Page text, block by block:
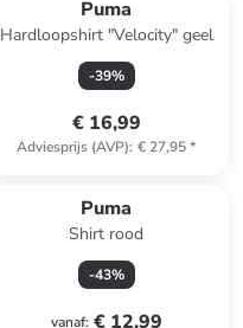
Puma
Hardloopshirt "Velocity" geel
-39%
€ 16,99
Adviesprijs (AVP): € 27,95*
Puma
Shirt rood
-43%
vanaf: € 12,99